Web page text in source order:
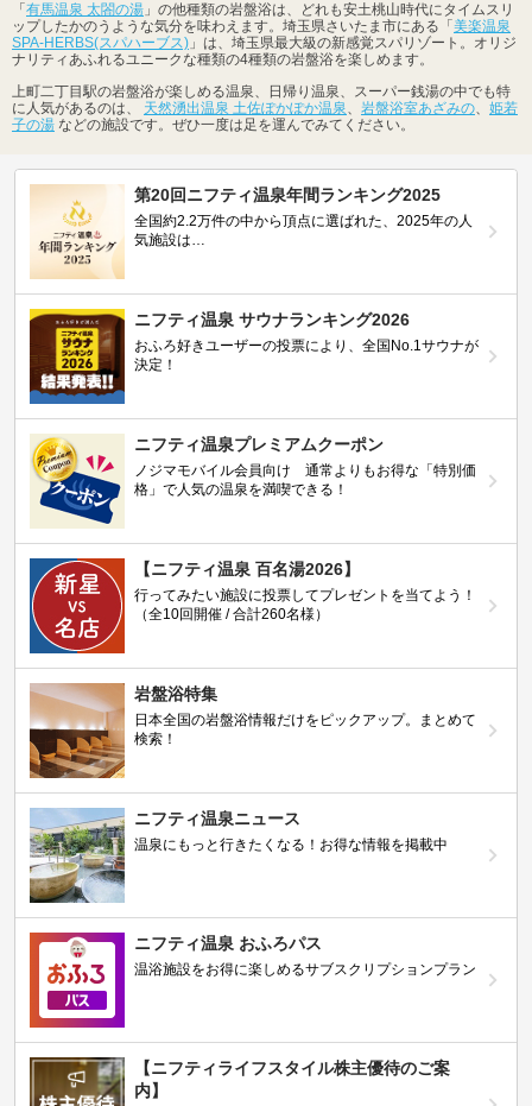
「 有馬温泉 太閤の湯 」の他種類の岩盤浴は、どれも安土桃山時代にタイムスリ
ップしたかのうような気分を味わえます。埼玉県さいたま市にある「 美楽温泉
SPA-HERBS(スパハーブス) 」は、埼玉県最大級の新感覚スパリゾート。オリジ
ナリティあふれるユニークな種類の4種類の岩盤浴を楽しめます。
上町二丁目駅の岩盤浴が楽しめる温泉、日帰り温泉、スーパー銭湯の中でも特
に人気があるのは、 天然湧出温泉 土佐ぽかぽか温泉、 岩盤浴室あざみの、 姫若
子の湯 などの施設です。ぜひ一度は足を運んでみてください。
第20回ニフティ温泉年間ランキング2025
全国約2.2万件の中から頂点に選ばれた、2025年の人
気施設は…
ニフティ温泉 サウナランキング2026
おふろ好きユーザーの投票により、全国No.1サウナが
決定！
ニフティ温泉プレミアムクーポン
ノジマモバイル会員向け 通常よりもお得な「特別価
格」で人気の温泉を満喫できる！
【ニフティ温泉 百名湯2026】
行ってみたい施設に投票してプレゼントを当てよう！
（全10回開催 / 合計260名様）
岩盤浴特集
日本全国の岩盤浴情報だけをピックアップ。まとめて
検索！
ニフティ温泉ニュース
温泉にもっと行きたくなる！お得な情報を掲載中
ニフティ温泉 おふろパス
温浴施設をお得に楽しめるサブスクリプションプラン
【ニフティライフスタイル株主優待のご案
内】